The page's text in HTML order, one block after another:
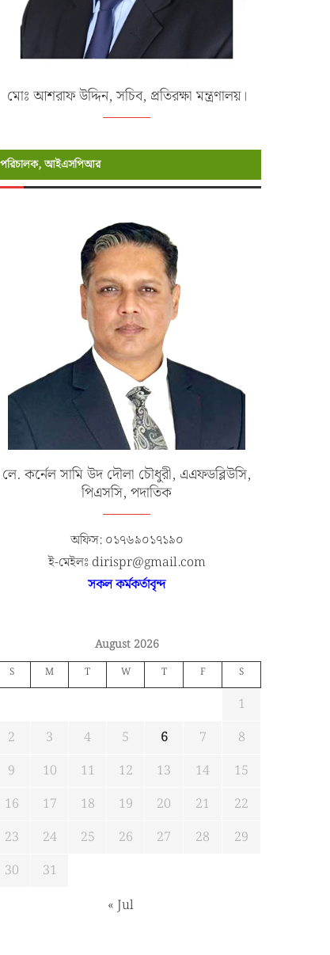
মোঃ আশরাফ উদ্দিন, সচিব, প্রতিরক্ষা মন্ত্রণালয়।
পরিচালক, আইএসপিআর
লে. কর্নেল সামি উদ দৌলা চৌধুরী, এএফডব্লিউসি,
পিএসসি, পদাতিক
অফিস: ০১৭৬৯০১৭১৯০
ই-মেইলঃ dirispr@gmail.com
সকল কর্মকর্তাবৃন্দ
August 2026
S M T W T F S
1
2
3 4 5 6 7
8
9
10 11 12 13 14
15
16
17 18 19 20 21
22
23
24 25 26 27 28
29
30
31
« Jul